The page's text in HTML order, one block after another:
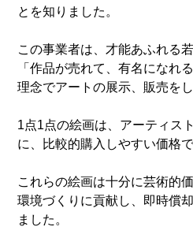
とを知りました。
この事業者は、才能あふれる
「作品が売れて、有名になれ
理念でアートの展示、販売をし
1点1点の絵画は、アーティス
に、比較的購入しやすい価格で
これらの絵画は十分に芸術的
環境づくりに貢献し、即時償
ました。